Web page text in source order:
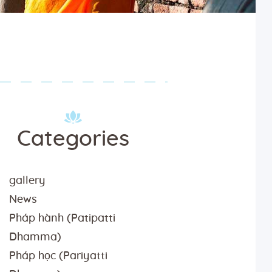
Categories
gallery
News
Pháp hành (Patipatti
Dhamma)
Pháp học (Pariyatti